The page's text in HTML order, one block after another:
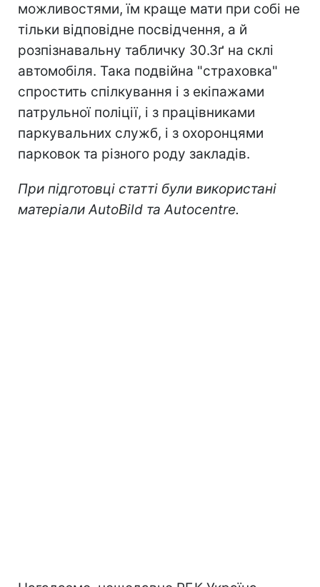
можливостями, їм краще мати при собі не
тільки відповідне посвідчення, а й
розпізнавальну табличку 30.3ґ на склі
автомобіля. Така подвійна "страховка"
спростить спілкування і з екіпажами
патрульної поліції, і з працівниками
паркувальних служб, і з охоронцями
парковок та різного роду закладів.
При підготовці статті були використані
матеріали AutoBild та Autocentre.